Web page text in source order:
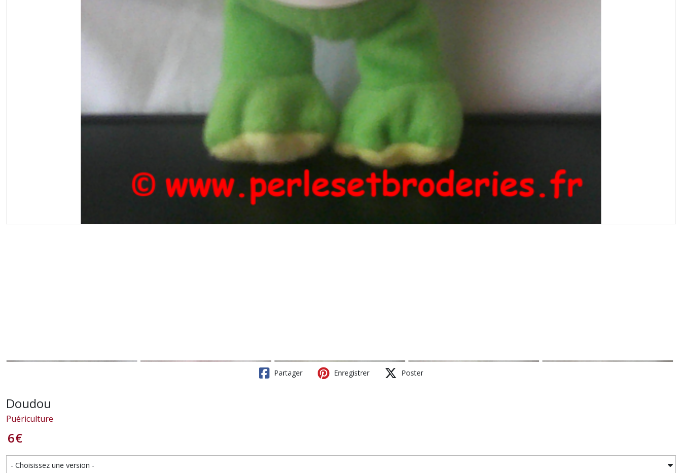
Partager Enregistrer Poster
Doudou
Puériculture
6€